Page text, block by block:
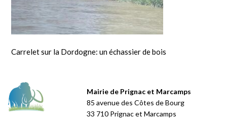
Carrelet sur la Dordogne: un échassier de bois
Mairie de Prignac et Marcamps
85 avenue des Côtes de Bourg
33 710 Prignac et Marcamps